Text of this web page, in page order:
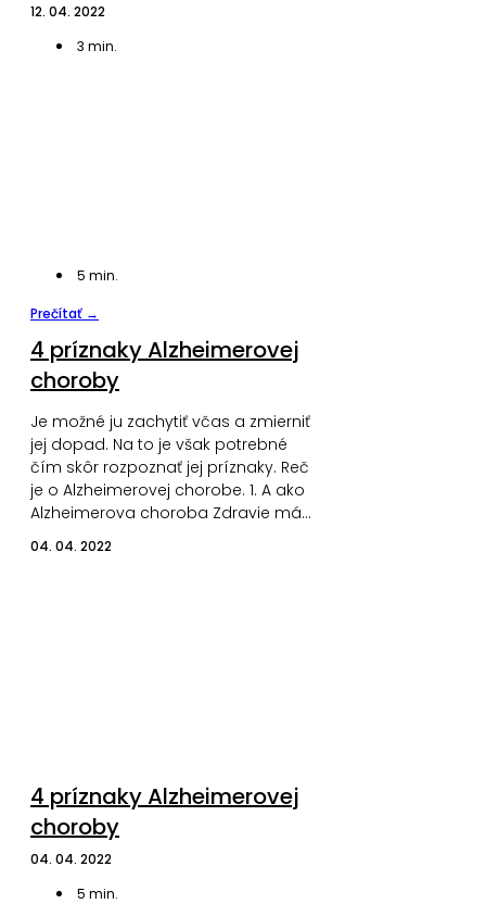
12. 04. 2022
3 min.
5 min.
Prečítať →
4 príznaky Alzheimerovej
choroby
Je možné ju zachytiť včas a zmierniť
jej dopad. Na to je však potrebné
čím skôr rozpoznať jej príznaky. Reč
je o Alzheimerovej chorobe. 1. A ako
Alzheimerova choroba Zdravie má…
04. 04. 2022
4 príznaky Alzheimerovej
choroby
04. 04. 2022
5 min.